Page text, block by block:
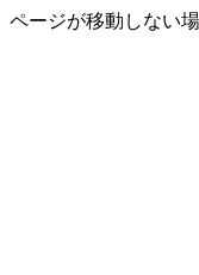
ページが移動しない